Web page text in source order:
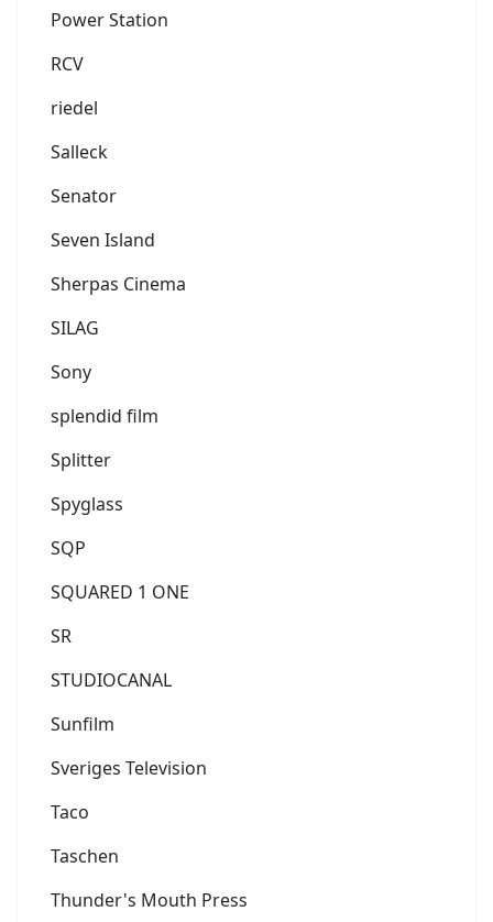
Power Station
RCV
riedel
Salleck
Senator
Seven Island
Sherpas Cinema
SILAG
Sony
splendid film
Splitter
Spyglass
SQP
SQUARED 1 ONE
SR
STUDIOCANAL
Sunfilm
Sveriges Television
Taco
Taschen
Thunder's Mouth Press